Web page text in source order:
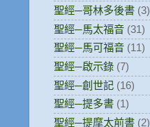
聖經─哥林多後書 (3)
聖經─馬太福音 (31)
聖經─馬可福音 (11)
聖經─啟示錄 (7)
聖經─創世記 (16)
聖經─提多書 (1)
聖經─提摩太前書 (2)